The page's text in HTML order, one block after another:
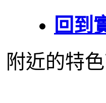
回到
附近的特